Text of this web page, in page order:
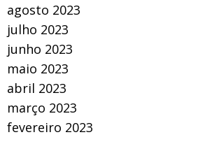
agosto 2023
julho 2023
junho 2023
maio 2023
abril 2023
março 2023
fevereiro 2023